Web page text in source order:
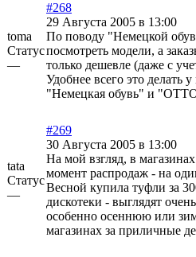
toma
Статус
—
#268
29 Августа 2005 в 13:00
По поводу "Немецкой
посмотреть модели, а
только дешевле (даже с
Удобнее всего это делать
"Немецкая обувь" и
tata
Статус
—
#269
30 Августа 2005 в 13:00
На мой взгляд, в
момент распродаж - на
Весной купила туфли за
дискотеки - выглядят
особенно осеннюю или
магазинах за приличные